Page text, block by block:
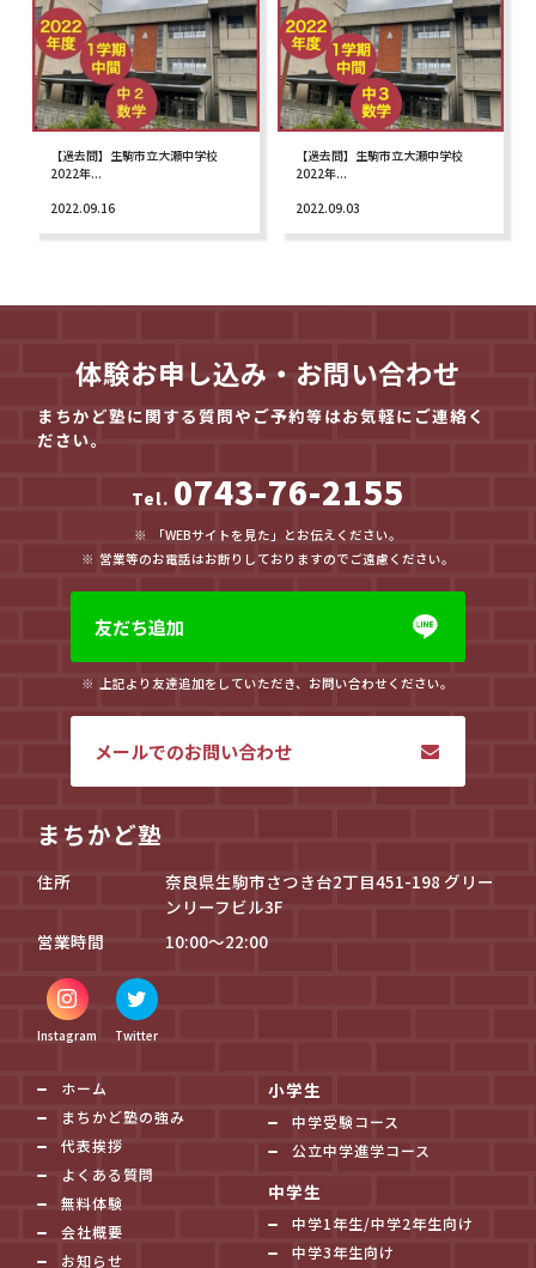
【過去問】生駒市立大瀬中学校
2022年...
2022.09.16
【過去問】生駒市立大瀬中学校
2022年...
2022.09.03
体験お申し込み・お問い合わせ
まちかど塾に関する質問やご予約等はお気軽にご連絡く
ださい。
Tel. 0743-76-2155
「WEBサイトを見た」とお伝えください。
営業等のお電話はお断りしておりますのでご遠慮ください。
友だち追加
上記より友達追加をしていただき、お問い合わせください。
メールでのお問い合わせ
まちかど塾
住所
奈良県生駒市さつき台2丁目451-198 グリー
ンリーフビル3F
営業時間
10:00～22:00
Instagram Twitter
ホーム
まちかど塾の強み
代表挨拶
よくある質問
無料体験
会社概要
お知らせ
小学生
中学受験コース
公立中学進学コース
中学生
中学1年生/中学2年生向け
中学3年生向け